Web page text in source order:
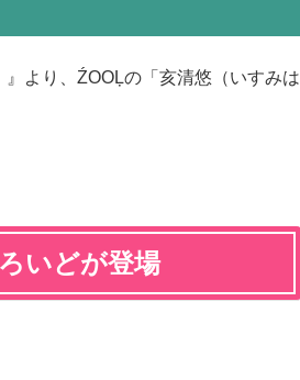
』より、ŹOOĻの「亥清悠（いすみは
いどが登場